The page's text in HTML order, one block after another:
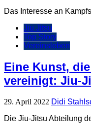
Das Interesse an
Jiu Jitsu
Top Story
Vereinsleben
Eine Kunst,
vereinigt: Jiu-
29. April 2022 Didi
Die Jiu-Jitsu Abteilung